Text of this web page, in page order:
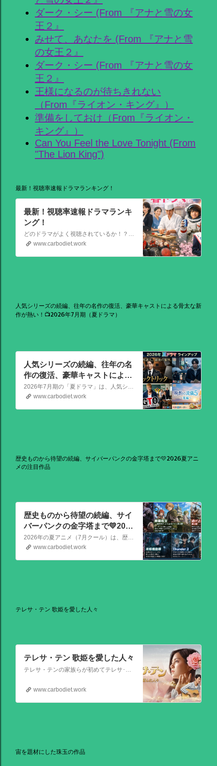
ダーク・シー (From 『アナと雪の女
王２』
みせて、あなたを (From 『アナと雪
の女王２』
ダーク・シー (From 『アナと雪の女
王２』
王様になるのが待ちきれない
（From『ライオン・キング』）
準備をしておけ（From『ライオン・
キング』）
Can You Feel the Love Tonight (From
"The Lion King")
最新！視聴率速報ドラマランキング！
最新！視聴率速報ドラマランキ
ング！
どのドラマがよく視聴されているか！？視聴率速報ドラマランキングを大公開！相棒強し！日曜劇場強し！
www.carbodiet.work
人気シリーズの続編、往年の名作の復活、豪華キャストによる骨太な新
作が熱い！📺2026年7月期（夏ドラマ）
人気シリーズの続編、往年の名
作の復活、豪華キャストによる
骨太な新作が熱い！📺2026年7
月期（夏ドラマ）
2026年7月期の「夏ドラマ」は、人気シリーズの続編から、往年の名作の復活、豪華キャストによる骨太な新作まで、かなり熱いラインアップが出そろっています！
www.carbodiet.work
歴史ものから待望の続編、サイバーパンクの金字塔まで💛2026夏アニ
メの注目作品
歴史ものから待望の続編、サイ
バーパンクの金字塔まで💛2026
夏アニメの注目作品
2026年の夏アニメ（7月クール）は、歴史ものから待望の続編、サイバーパンクの金字塔まで、かなり見ごたえのある強力なラインナップが揃っています！ その中でも特に注目を集めている話題作を、いくつか厳選してご紹介します。
www.carbodiet.work
テレサ・テン 歌姫を愛した人々
テレサ・テン 歌姫を愛した人々
テレサ・テンの家族らが初めてテレサ･テンの伝記的物語の撮影を許可した作品。テレサ・テンの伝説的な人生を誕生から描く。彼女がいかにして歌の道に踏み出し、いかにして一代の女王となったか、そしてその過程でいかにして苦悩と困難を乗り越えたか、その物語が披露される。
www.carbodiet.work
宙を題材にした珠玉の作品